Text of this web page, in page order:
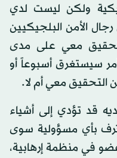
ولكن ليست لدي
الأمن البلجيكيين
معي على مدى
سيستغرق أسبوعاً أو
التحقيق معي أم لا.
قد تؤدي إلى أشياء
بأي مسؤولية سوى
في منظمة إرهابية،